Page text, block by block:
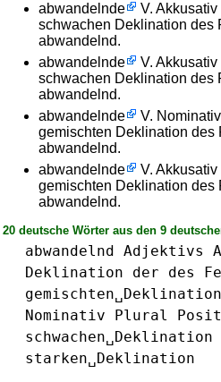
abwandelnde
V.
schwachen Deklination des
abwandelnd.
abwandelnde
V.
schwachen Deklination des
abwandelnd.
abwandelnde
V.
gemischten Deklination des
abwandelnd.
abwandelnde
V.
gemischten Deklination des
abwandelnd.
20 deutsche Wörter aus den 9
abwandelnd Adjektivs
Deklination
der des
gemischten␣Deklination
Nominativ
Plural
schwachen␣Deklination
starken␣Deklination